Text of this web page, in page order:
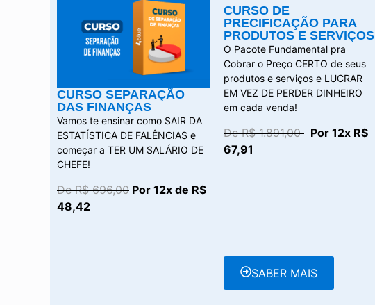
CURSO SEPARAÇÃO
DAS FINANÇAS
Vamos te ensinar como SAIR DA
ESTATÍSTICA DE FALÊNCIAS e
começar a TER UM SALÁRIO DE
CHEFE!
De R$ 696,00 Por 12x de R$
48,42
CURSO DE
PRECIFICAÇÃO PARA
PRODUTOS E SERVIÇOS
O Pacote Fundamental pra
Cobrar o Preço CERTO de seus
produtos e serviços e LUCRAR
EM VEZ DE PERDER DINHEIRO
em cada venda!
De R$ 1.891,00 Por 12x R$
67,91
SABER MAIS